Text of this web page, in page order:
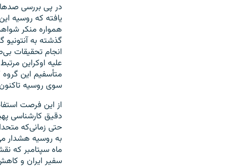
در پی بررسی صدها
یافته که روسیه
همواره منکر
گذشته به آنتونیو
انجام تحقیقات
متأسفیم این گروه
سوی روسیه تاکنون
از این فرصت
دقیق کارشناسی
حتی زمانی‌که
به روسیه هشدار
ماه سپتامبر که
سفیر ایران و